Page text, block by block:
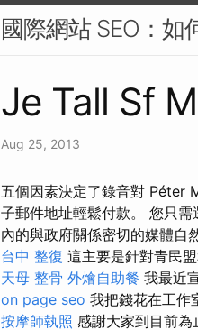
國際網站 SEO：如
Je Tall Sf
Aug 25, 2013
五個因素決定了錄音對 Péter
子郵件地址輕鬆付款。 您只
內的與政府關係密切的媒體自
台中 整復 這主要是針對青民
天母 整骨 外燴自助餐 我最近
on page seo 我把錢花在工作
按摩師執照 感謝大家到目前為